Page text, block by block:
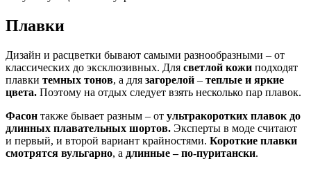
Плавки
Дизайн и расцветки бывают самыми разнообразными – от
классических до эксклюзивных. Для светлой кожи подходят
плавки темных тонов, а для загорелой – теплые и яркие
цвета. Поэтому на отдых следует взять несколько пар плавок.
Фасон также бывает разным – от ультракоротких плавок до
длинных плавательных шортов. Эксперты в моде считают
и первый, и второй вариант крайностями. Короткие плавки
смотрятся вульгарно, а длинные – по-пуритански.